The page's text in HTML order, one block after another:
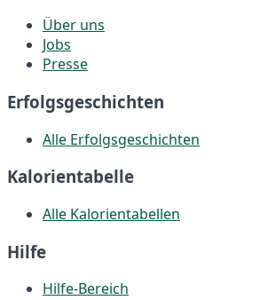
Über uns
Jobs
Presse
Erfolgsgeschichten
Alle Erfolgsgeschichten
Kalorientabelle
Alle Kalorientabellen
Hilfe
Hilfe-Bereich